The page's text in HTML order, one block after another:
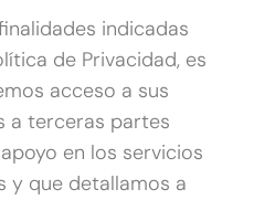
indicadas
de Privacidad, es
acceso a sus
a terceras partes
en los servicios
y que detallamos a